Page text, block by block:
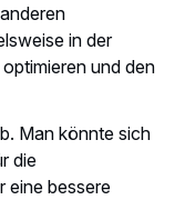
in der
und den
Man könnte sich
die
eine bessere